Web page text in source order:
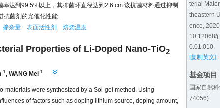
terial
theastern
ence,
10.12068/
0.01.010.
[复制英文]
基金项目
国家自然
74056)
达到99.5%以上，其抑菌环直径达到2.6 cm.该抗菌材料通过抑制
抗菌剂的光催化性能.
掺杂量 表面活性剂 焙烧温度
Properties of Li-Doped Nano-TiO2
1, WANG Mei 1
materials were synthesized by a Sol-gel method. Using
of factors such as doping lithium source, doping amount,